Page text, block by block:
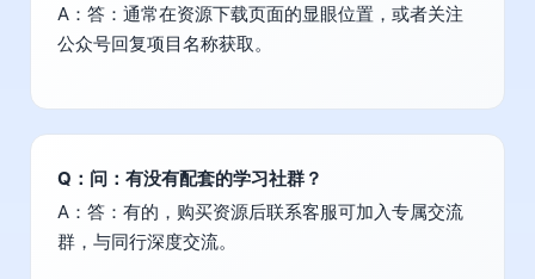
A：答：通常在资源下载页面的显眼位置，或者关注
公众号回复项目名称获取。
Q：问：有没有配套的学习社群？
A：答：有的，购买资源后联系客服可加入专属交流
群，与同行深度交流。